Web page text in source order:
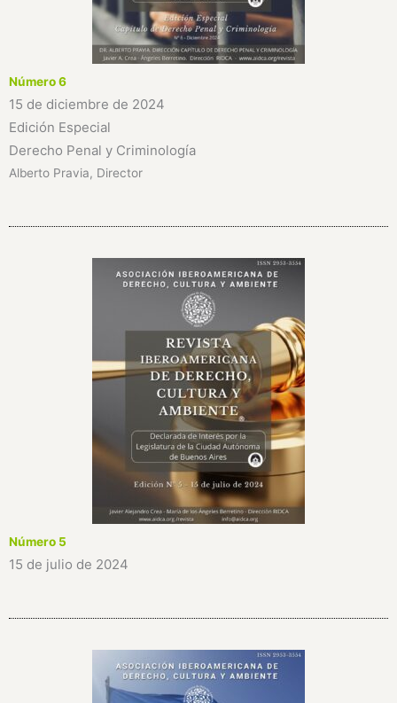
Número 6
15 de diciembre de 2024
Edición Especial
Derecho Penal y Criminología
Alberto Pravia, Director
Número 5
15 de julio de 2024